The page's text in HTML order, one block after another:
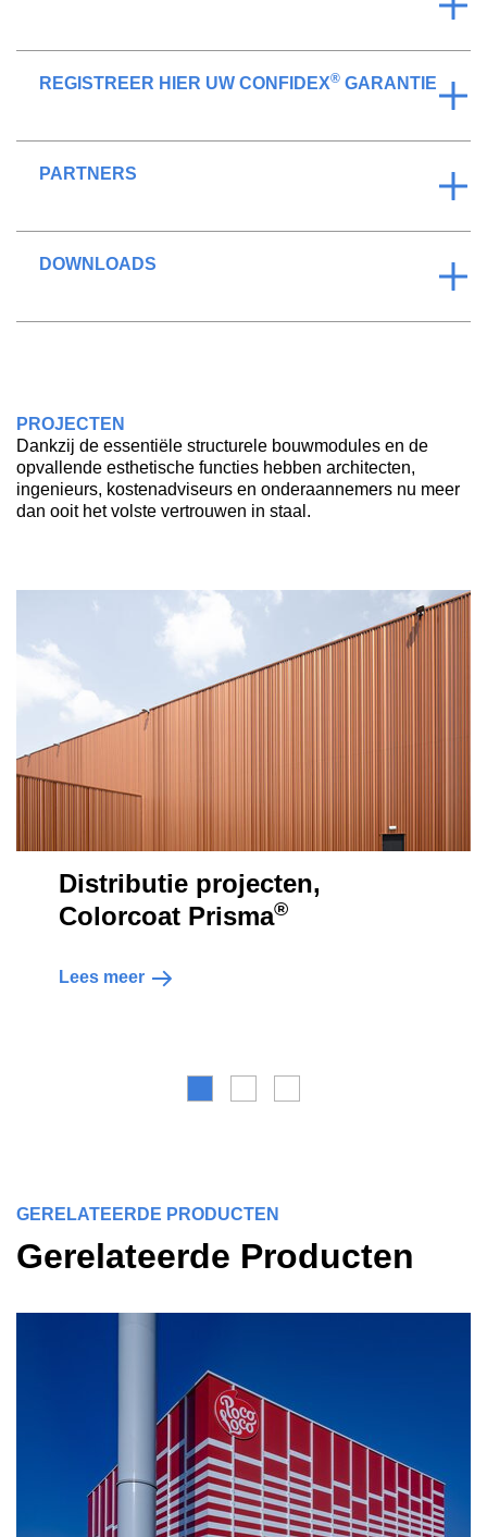
REGISTREER HIER UW CONFIDEX® GARANTIE
PARTNERS
DOWNLOADS
Distributie projecten,
Colorcoat Prisma®
Lees meer
PROJECTEN
Dankzij de essentiële structurele bouwmodules en de
opvallende esthetische functies hebben architecten,
ingenieurs, kostenadviseurs en onderaannemers nu meer
dan ooit het volste vertrouwen in staal.
GERELATEERDE PRODUCTEN
Gerelateerde Producten